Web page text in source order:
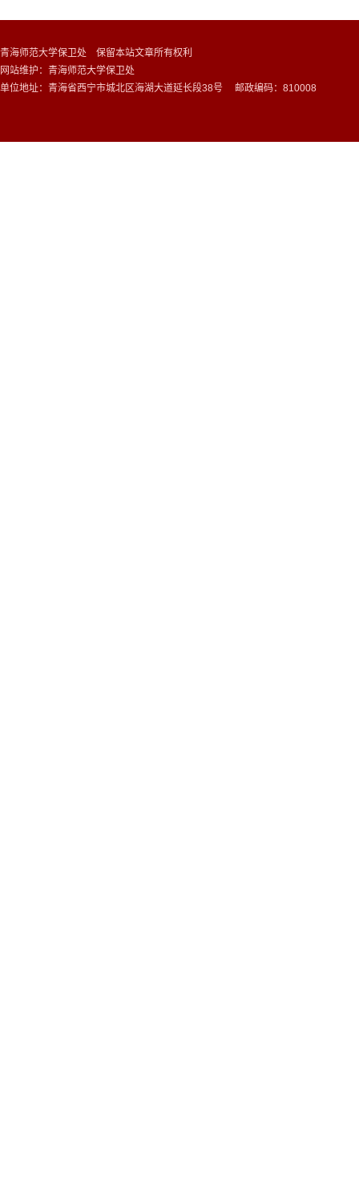
青海师范大学保卫处 保留本站文章所有权利
网站维护：青海师范大学保卫处
单位地址：青海省西宁市城北区海湖大道延长段38号 邮政编码：810008